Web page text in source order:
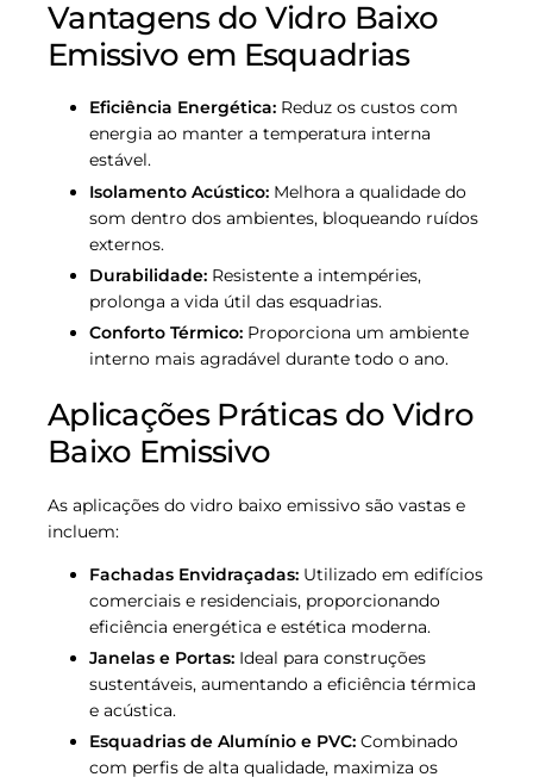
Vantagens do Vidro Baixo
Emissivo em Esquadrias
Eficiência Energética: Reduz os custos com
energia ao manter a temperatura interna
estável.
Isolamento Acústico: Melhora a qualidade do
som dentro dos ambientes, bloqueando ruídos
externos.
Durabilidade: Resistente a intempéries,
prolonga a vida útil das esquadrias.
Conforto Térmico: Proporciona um ambiente
interno mais agradável durante todo o ano.
Aplicações Práticas do Vidro
Baixo Emissivo
As aplicações do vidro baixo emissivo são vastas e
incluem:
Fachadas Envidraçadas: Utilizado em edifícios
comerciais e residenciais, proporcionando
eficiência energética e estética moderna.
Janelas e Portas: Ideal para construções
sustentáveis, aumentando a eficiência térmica
e acústica.
Esquadrias de Alumínio e PVC: Combinado
com perfis de alta qualidade, maximiza os